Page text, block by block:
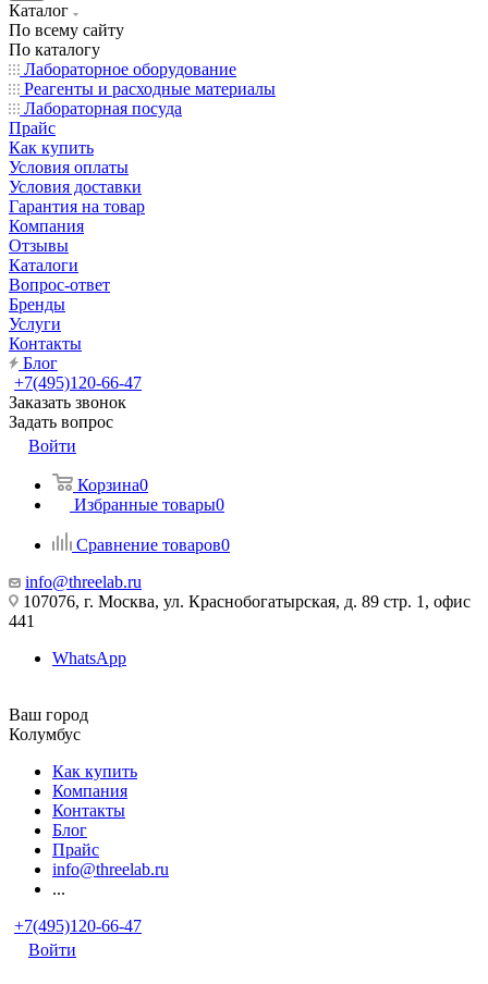
Каталог
По всему сайту
По каталогу
Лабораторное оборудование
Реагенты и расходные материалы
Лабораторная посуда
Прайс
Как купить
Условия оплаты
Условия доставки
Гарантия на товар
Компания
Отзывы
Каталоги
Вопрос-ответ
Бренды
Услуги
Контакты
Блог
+7(495)120-66-47
Заказать звонок
Задать вопрос
Войти
Корзина0
Избранные товары0
Сравнение товаров0
info@threelab.ru
107076, г. Москва, ул. Краснобогатырская, д. 89 стр. 1, офис
441
WhatsApp
Ваш город
Колумбус
Как купить
Компания
Контакты
Блог
Прайс
info@threelab.ru
...
+7(495)120-66-47
Войти